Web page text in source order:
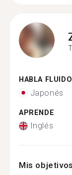
HABLA FLUIDO
Japonés
APRENDE
Inglés
Mis